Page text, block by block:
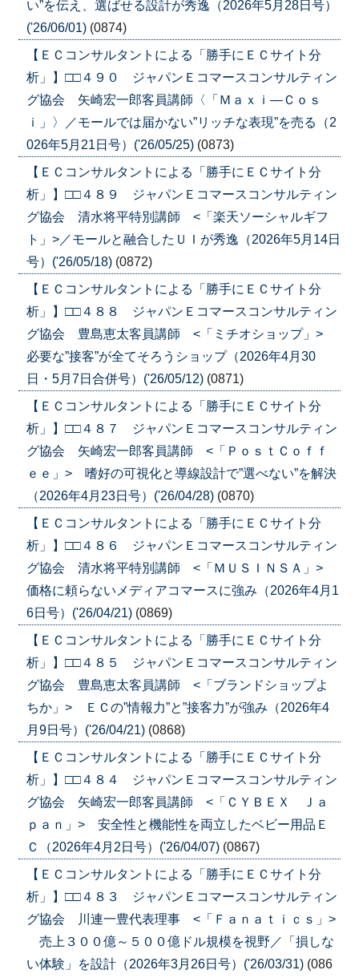
い”を伝え、選ばせる設計が秀逸（2026年5月28日号）
('26/06/01) (0874)
【ＥＣコンサルタントによる「勝手にＥＣサイト分
析」】□□４９０ ジャパンＥコマースコンサルティン
グ協会 矢崎宏一郎客員講師〈「Ｍａｘｉ―Ｃｏｓ
ｉ」〉／モールでは届かない”リッチな表現”を売る（2
026年5月21日号）('26/05/25) (0873)
【ＥＣコンサルタントによる「勝手にＥＣサイト分
析」】□□４８９ ジャパンＥコマースコンサルティン
グ協会 清水将平特別講師 <「楽天ソーシャルギフ
ト」>／モールと融合したＵＩが秀逸（2026年5月14日
号）('26/05/18) (0872)
【ＥＣコンサルタントによる「勝手にＥＣサイト分
析」】□□４８８ ジャパンＥコマースコンサルティン
グ協会 豊島恵太客員講師 <「ミチオショップ」>
必要な”接客”が全てそろうショップ（2026年4月30
日・5月7日合併号）('26/05/12) (0871)
【ＥＣコンサルタントによる「勝手にＥＣサイト分
析」】□□４８７ ジャパンＥコマースコンサルティン
グ協会 矢崎宏一郎客員講師 <「ＰｏｓｔＣｏｆｆ
ｅｅ」> 嗜好の可視化と導線設計で”選べない”を解決
（2026年4月23日号）('26/04/28) (0870)
【ＥＣコンサルタントによる「勝手にＥＣサイト分
析」】□□４８６ ジャパンＥコマースコンサルティン
グ協会 清水将平特別講師 <「ＭＵＳＩＮＳＡ」>
価格に頼らないメディアコマースに強み（2026年4月1
6日号）('26/04/21) (0869)
【ＥＣコンサルタントによる「勝手にＥＣサイト分
析」】□□４８５ ジャパンＥコマースコンサルティン
グ協会 豊島恵太客員講師 <「ブランドショップよ
ちか」> ＥＣの”情報力”と”接客力”が強み（2026年4
月9日号）('26/04/21) (0868)
【ＥＣコンサルタントによる「勝手にＥＣサイト分
析」】□□４８４ ジャパンＥコマースコンサルティン
グ協会 矢崎宏一郎客員講師 <「ＣＹＢＥＸ Ｊａ
ｐａｎ」> 安全性と機能性を両立したベビー用品Ｅ
Ｃ（2026年4月2日号）('26/04/07) (0867)
【ＥＣコンサルタントによる「勝手にＥＣサイト分
析」】□□４８３ ジャパンＥコマースコンサルティン
グ協会 川連一豊代表理事 <「Ｆａｎａｔｉｃｓ」>
売上３００億～５００億ドル規模を視野／「損しな
い体験」を設計（2026年3月26日号）('26/03/31) (086